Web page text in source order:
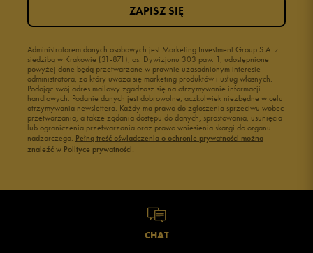
Administratorem danych osobowych jest Marketing Investment Group S.A. z
siedzibą w Krakowie (31-871), os. Dywizjonu 303 paw. 1, udostępnione
powyżej dane będą przetwarzane w prawnie uzasadnionym interesie
administratora, za który uważa się marketing produktów i usług własnych.
Podając swój adres mailowy zgadzasz się na otrzymywanie informacji
handlowych. Podanie danych jest dobrowolne, aczkolwiek niezbędne w celu
otrzymywania newslettera. Każdy ma prawo do zgłoszenia sprzeciwu wobec
przetwarzania, a także żądania dostępu do danych, sprostowania, usunięcia
lub ograniczenia przetwarzania oraz prawo wniesienia skargi do organu
nadzorczego. Pełną treść oświadczenia o ochronie prywatności można
znaleźć w Polityce prywatności.
ZAPISZ SIĘ
CHAT